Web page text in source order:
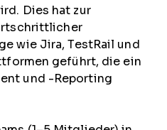
Dies hat zur
wie Jira, TestRail und
geführt, die ein
und -Reporting